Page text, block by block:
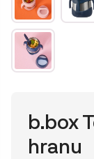
b.box
hranu